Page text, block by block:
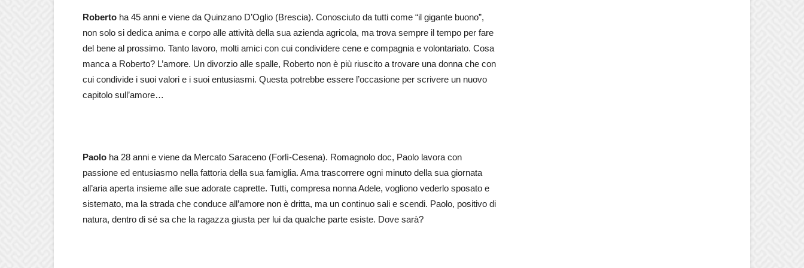
Roberto ha 45 anni e viene da Quinzano D’Oglio (Brescia). Conosciuto da tutti come “il gigante buono”,
non solo si dedica anima e corpo alle attività della sua azienda agricola, ma trova sempre il tempo per fare
del bene al prossimo. Tanto lavoro, molti amici con cui condividere cene e compagnia e volontariato. Cosa
manca a Roberto? L’amore. Un divorzio alle spalle, Roberto non è più riuscito a trovare una donna che con
cui condivide i suoi valori e i suoi entusiasmi. Questa potrebbe essere l’occasione per scrivere un nuovo
capitolo sull’amore…
Paolo ha 28 anni e viene da Mercato Saraceno (Forlì-Cesena). Romagnolo doc, Paolo lavora con
passione ed entusiasmo nella fattoria della sua famiglia. Ama trascorrere ogni minuto della sua giornata
all’aria aperta insieme alle sue adorate caprette. Tutti, compresa nonna Adele, vogliono vederlo sposato e
sistemato, ma la strada che conduce all’amore non è dritta, ma un continuo sali e scendi. Paolo, positivo di
natura, dentro di sé sa che la ragazza giusta per lui da qualche parte esiste. Dove sarà?